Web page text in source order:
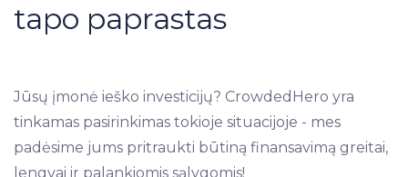
tapo paprastas
Jūsų įmonė ieško investicijų? CrowdedHero yra
tinkamas pasirinkimas tokioje situacijoje - mes
padėsime jums pritraukti būtiną finansavimą greitai,
lengvai ir palankiomis sąlygomis!